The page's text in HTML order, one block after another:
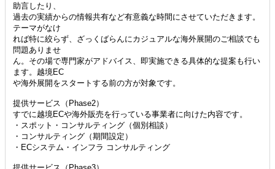
助⾔したり、
過去の実績からの情報共有など有意義な時間にさせていただきます。
テーマがなけ
れば特に絞らず、ざっくばらんにカジュアルな海外展開のご相談でも
問題ありませ
ん。その場で専⾨家がアドバイス、即実施できる具体的な提案も⾏い
ます。越境EC
や海外展開をスタートする前の⽅が対象です。
提供サービス（Phase2）
すでに越境ECや海外販売を⾏っている事業者に向けた内容です。
・スポット・コンサルティング（個別相談）
・コンサルティング（期間設定）
・ECシステム・インフラ コンサルティング